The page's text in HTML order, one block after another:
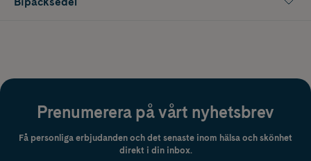
Prenumerera på vårt nyhetsbrev
Få personliga erbjudanden och det senaste inom hälsa och skönhet
direkt i din inbox.